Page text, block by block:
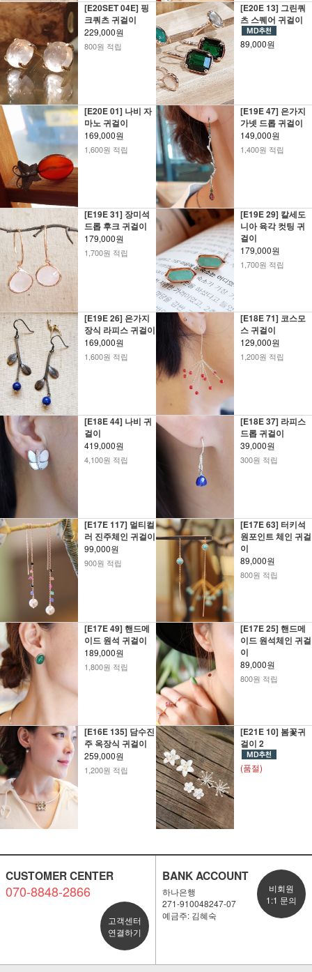
[E20SET 04E] 핑
크쿼츠 귀걸이
229,000원
800원 적립
[E20E 13] 그린쿼
츠 스퀘어 귀걸이
89,000원
[E20E 01] 나비 자
마노 귀걸이
169,000원
1,600원 적립
[E19E 47] 은가지
가넷 드롭 귀걸이
149,000원
1,400원 적립
[E19E 31] 장미석
드롭 후크 귀걸이
179,000원
1,700원 적립
[E19E 29] 칼세도
니아 육각 컷팅 귀
걸이
179,000원
1,700원 적립
[E19E 26] 은가지
장식 라피스 귀걸이
169,000원
1,600원 적립
[E18E 71] 코스모
스 귀걸이
129,000원
1,200원 적립
[E18E 44] 나비 귀
걸이
419,000원
4,100원 적립
[E18E 37] 라피스
드롭 귀걸이
39,000원
300원 적립
[E17E 117] 멀티컬
러 진주체인 귀걸이
99,000원
900원 적립
[E17E 63] 터키석
원포인트 체인 귀걸
이
89,000원
800원 적립
[E17E 49] 핸드메
이드 원석 귀걸이
189,000원
1,800원 적립
[E17E 25] 핸드메
이드 원석체인 귀걸
이
89,000원
800원 적립
[E16E 135] 담수진
주 옥장식 귀걸이
259,000원
1,200원 적립
[E21E 10] 봄꽃귀
걸이 2
(품절)
CUSTOMER CENTER
070-8848-2866
고객센터
연결하기
BANK ACCOUNT
하나은행
271-910048247-07
예금주: 김혜숙
비회원
1:1 문의